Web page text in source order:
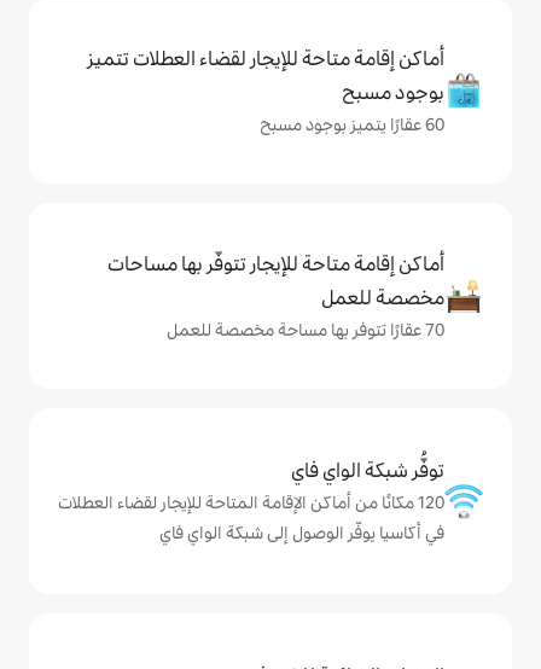
للإيجار لقضاء العطلات تتميز
للإيجار تتوفّر بها مساحات
الإقامة المتاحة للإيجار لقضاء العطلات
إلى شبكة الواي فاي